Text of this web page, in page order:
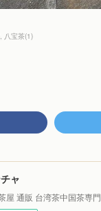
八宝茶(1)
ャ
屋 通販 台湾茶中国茶専門